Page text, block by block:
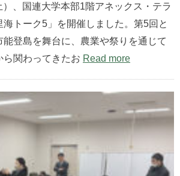
、国連大学本部1階アネックス・テラ
海トーク5」を開催しました。第5回と
登島を舞台に、農業や祭りを通じて
関わってきたお Read more